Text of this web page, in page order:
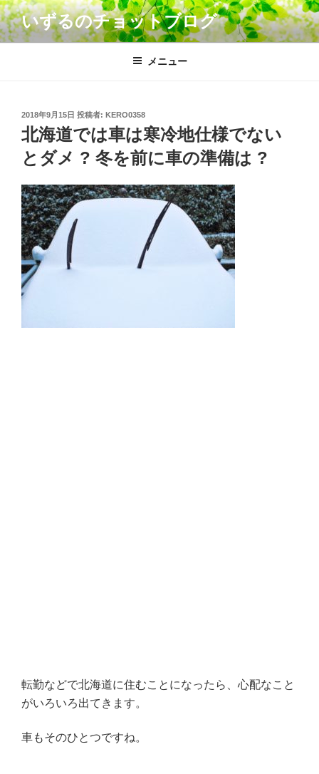
コ
ン
テ
いずるのチョットブログ
メニュー
投
稿
日:
2018年9月15日 投稿者: KERO0358
北海道では車は寒冷地仕様でない
とダメ ? 冬を前に車の準備は ?
転勤などで北海道に住むことになったら、心配なこと
がいろいろ出てきます。
車もそのひとつですね。